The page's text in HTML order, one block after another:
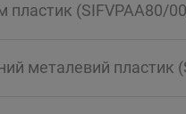
пластик (SIFVPAA80/
металевий пластик